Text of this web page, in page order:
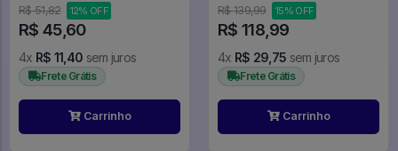
R$ 51,82 12% OFF
R$ 45,60
4x R$ 11,40 sem juros
Frete Grátis
Carrinho
R$ 139,99 15% OFF
R$ 118,99
4x R$ 29,75 sem juros
Frete Grátis
Carrinho